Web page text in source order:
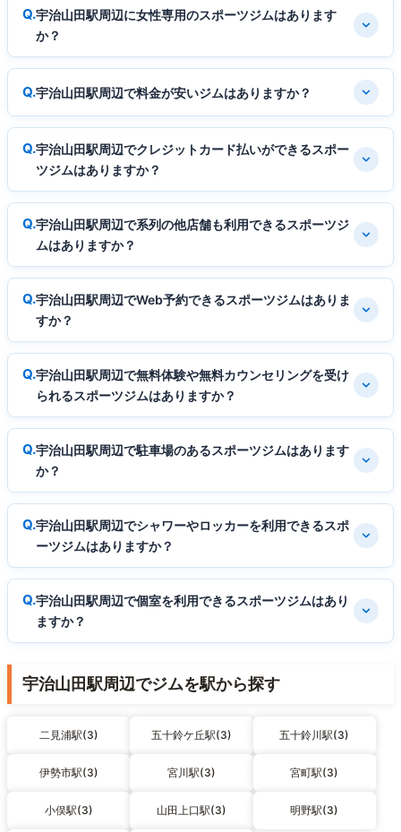
宇治山田駅周辺に女性専用のスポーツジムはあります
か？
宇治山田駅周辺で料金が安いジムはありますか？
宇治山田駅周辺でクレジットカード払いができるスポー
ツジムはありますか？
宇治山田駅周辺で系列の他店舗も利用できるスポーツジ
ムはありますか？
宇治山田駅周辺でWeb予約できるスポーツジムはありま
すか？
宇治山田駅周辺で無料体験や無料カウンセリングを受け
られるスポーツジムはありますか？
宇治山田駅周辺で駐車場のあるスポーツジムはあります
か？
宇治山田駅周辺でシャワーやロッカーを利用できるスポ
ーツジムはありますか？
宇治山田駅周辺で個室を利用できるスポーツジムはあり
ますか？
宇治山田駅周辺でジムを駅から探す
二見浦駅(3) 五十鈴ケ丘駅(3) 五十鈴川駅(3)
伊勢市駅(3) 宮川駅(3) 宮町駅(3)
小俣駅(3) 山田上口駅(3) 明野駅(3)